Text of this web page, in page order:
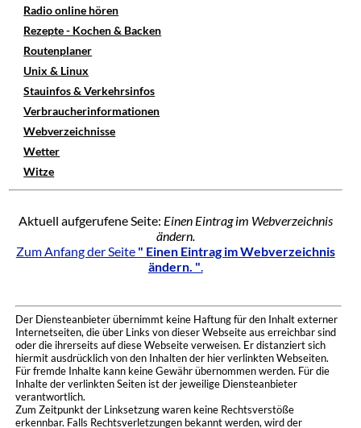
Radio online hören
Rezepte - Kochen & Backen
Routenplaner
Unix & Linux
Stauinfos & Verkehrsinfos
Verbraucherinformationen
Webverzeichnisse
Wetter
Witze
Aktuell aufgerufene Seite: Einen Eintrag im Webverzeichnis
ändern.
Zum Anfang der Seite " Einen Eintrag im Webverzeichnis
ändern. ".
Der Diensteanbieter übernimmt keine Haftung für den Inhalt externer
Internetseiten, die über Links von dieser Webseite aus erreichbar sind
oder die ihrerseits auf diese Webseite verweisen. Er distanziert sich
hiermit ausdrücklich von den Inhalten der hier verlinkten Webseiten.
Für fremde Inhalte kann keine Gewähr übernommen werden. Für die
Inhalte der verlinkten Seiten ist der jeweilige Diensteanbieter
verantwortlich.
Zum Zeitpunkt der Linksetzung waren keine Rechtsverstöße
erkennbar. Falls Rechtsverletzungen bekannt werden, wird der